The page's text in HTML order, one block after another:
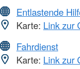
Entlastende
Karte: Link zur
Fahrdienst
Karte: Link zur